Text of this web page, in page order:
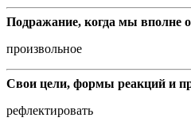
Подражание, когда мы вполне
произвольное
Свои цели, формы реакций и
рефлектировать